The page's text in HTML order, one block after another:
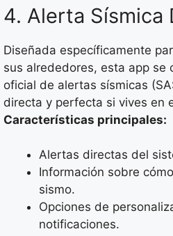
4. Alerta Sísmica
Diseñada específicamente
sus alrededores, esta app se
oficial de alertas sísmicas
directa y perfecta si vives en
Características principales:
Alertas directas del
Información sobre
sismo.
Opciones de
notificaciones.